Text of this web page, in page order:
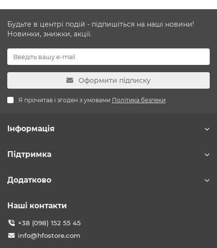
Будьте в центрі подій - підпишіться на наші новини!
Новинки, знижки, акції.
Оформити підписку
Я прочитав і згоден з умовами Політика безпеки
Інформація
Підтримка
Додатково
Наші контакти
+38 (098) 152 55 45
info@hfostore.com